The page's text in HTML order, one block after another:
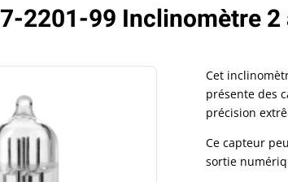
2201-99 Inclinomètre 2
Cet
présente des
précision
Ce capteur
sortie